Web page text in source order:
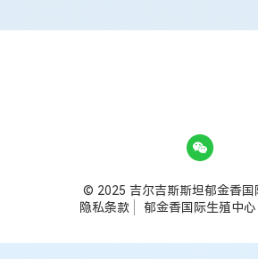
© 2025 吉尔吉斯斯坦郁金香国
隐私条款
郁金香国际生殖中心